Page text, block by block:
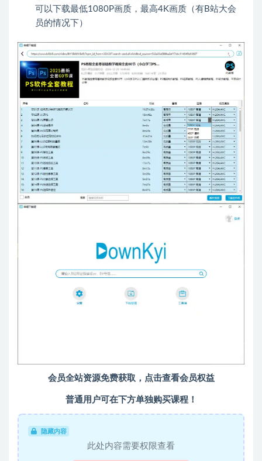
可以下载最低1080P画质，最高4K画质（有B站大会
员的情况下）
会员全站资源免费获取，点击查看会员权益
普通用户可在下方单独购买课程！
隐藏内容
此处内容需要权限查看